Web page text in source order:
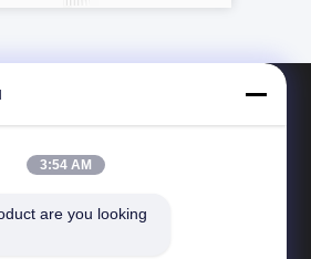
Technology
3:54 AM
are you looking